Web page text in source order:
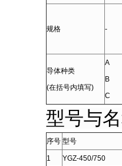
规格 -
导体种类
(在括号内填写)
A
B
C
型号与
序号 型号
1 YGZ-450/750